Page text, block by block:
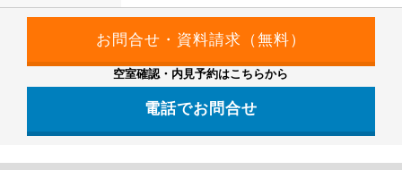
空室確認・内見予約はこちらから
電話でお問合せ